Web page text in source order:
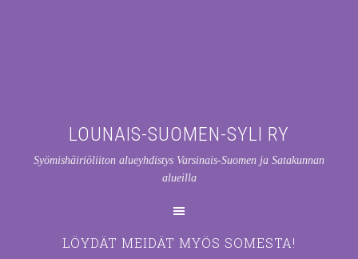
LOUNAIS-SUOMEN-SYLI RY
Syömishäiriöliiton alueyhdistys Varsinais-Suomen ja Satakunnan
alueilla
LÖYDÄT MEIDÄT MYÖS SOMESTA!